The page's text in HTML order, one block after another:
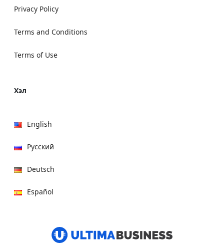
Privacy Policy
Terms and Conditions
Terms of Use
Хэл
English
Русский
Deutsch
Español